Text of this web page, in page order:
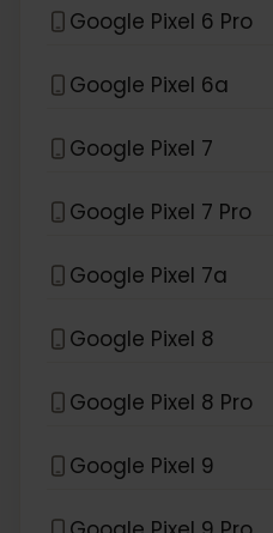
Google Pixel 6 Pro
Google Pixel 6a
Google Pixel 7
Google Pixel 7 Pro
Google Pixel 7a
Google Pixel 8
Google Pixel 8 Pro
Google Pixel 9